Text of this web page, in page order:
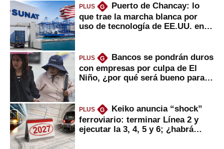
PLUS G
Puerto de Chancay: lo
que trae la marcha blanca por
uso de tecnología de EE.UU. en
PLUS G
Bancos se pondrán duros
con empresas por culpa de El
Niño, ¿por qué será bueno para
PLUS G
Keiko anuncia “shock”
ferroviario: terminar Línea 2 y
ejecutar la 3, 4, 5 y 6; ¿habrá